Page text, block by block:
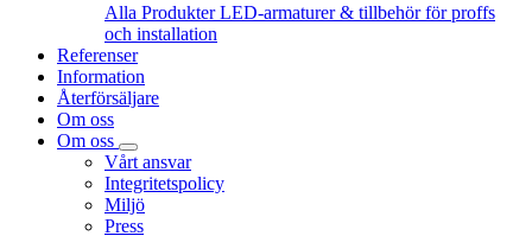
Alla Produkter LED-armaturer & tillbehör för proffs
och installation
Referenser
Information
Återförsäljare
Om oss
Om oss
Vårt ansvar
Integritetspolicy
Miljö
Press